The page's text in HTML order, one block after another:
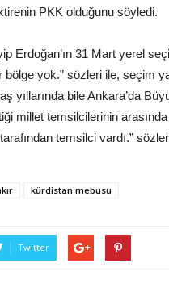
PKK olduğunu söyledi.
Erdoğan’ın 31 Mart yerel
yok.” sözleri ile, seçim
yıllarında bile Ankara’da
millet temsilcilerinin
temsilci vardı.”
kürdistan mebusu
Twitter